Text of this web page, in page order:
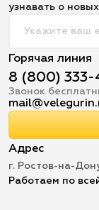
узнавать о
Горячая линия
8 (800)
Звонок
Адрес
г. Ростов-на-
Работаем по